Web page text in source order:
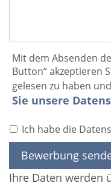
Mit dem Absenden
Button“ akzeptieren
gelesen zu haben
Sie unsere
Ich habe die
Ihre Daten werden